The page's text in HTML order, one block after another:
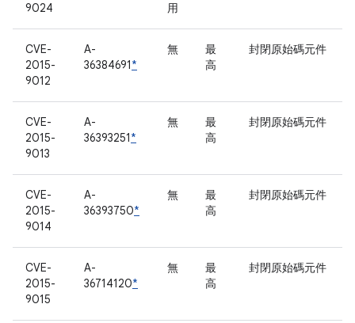
9024
用
CVE-
2015-
9012
A-
36384691*
無
最
高
封閉原始碼元件
CVE-
2015-
9013
A-
36393251*
無
最
高
封閉原始碼元件
CVE-
2015-
9014
A-
36393750*
無
最
高
封閉原始碼元件
CVE-
2015-
9015
A-
36714120*
無
最
高
封閉原始碼元件